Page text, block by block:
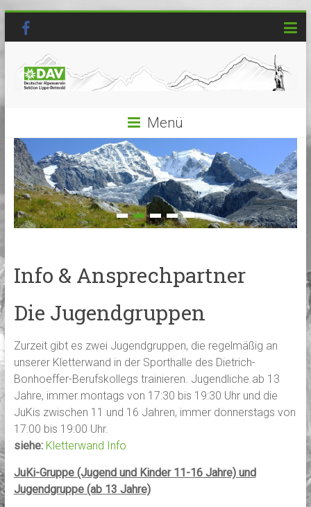
Menü
Info & Ansprechpartner
Die Jugendgruppen
Zurzeit gibt es zwei Jugendgruppen, die regelmäßig an
unserer Kletterwand in der Sporthalle des Dietrich-
Bonhoeffer-Berufskollegs trainieren. Jugendliche ab 13
Jahre, immer montags von 17:30 bis 19:30 Uhr und die
JuKis zwischen 11 und 16 Jahren, immer donnerstags von
17:00 bis 19:00 Uhr.
siehe: Kletterwand Info
JuKi-Gruppe (Jugend und Kinder 11-16 Jahre) und
Jugendgruppe (ab 13 Jahre)